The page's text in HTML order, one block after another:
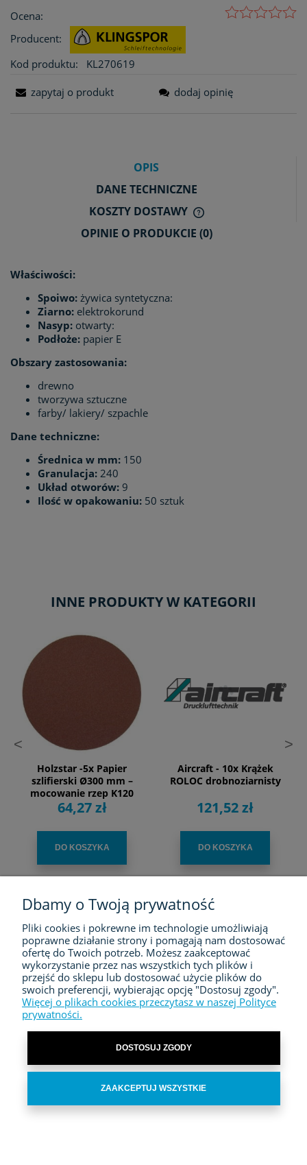
Ocena:
Producent:
Kod produktu:
KL270619
zapytaj o produkt dodaj opinię
OPIS
DANE TECHNICZNE
KOSZTY DOSTAWY
KOSZTÓW PŁATNOŚCI
OPINIE O PRODUKCIE (0)
Właściwości:
Spoiwo: żywica syntetyczna:
Ziarno: elektrokorund
Nasyp: otwarty:
Podłoże: papier E
Obszary zastosowania:
drewno
tworzywa sztuczne
farby/ lakiery/ szpachle
Dane techniczne:
Średnica w mm: 150
Granulacja: 240
Układ otworów: 9
Ilość w opakowaniu: 50 sztuk
INNE PRODUKTY W KATEGORII
<
Holzstar -5x Papier
szlifierski Ø300 mm –
mocowanie rzep K120
64,27 zł
DO KOSZYKA
Aircraft - 10x Krążek
ROLOC drobnoziarnisty
121,52 zł
DO KOSZYKA
>
FIRMA
ZAKUPY
MOJE KONTO
KONTAKT
Dbamy o Twoją prywatność
Pliki cookies i pokrewne im technologie umożliwiają
poprawne działanie strony i pomagają nam dostosować
ofertę do Twoich potrzeb. Możesz zaakceptować
wykorzystanie przez nas wszystkich tych plików i
przejść do sklepu lub dostosować użycie plików do
swoich preferencji, wybierając opcję "Dostosuj zgody".
Więcej o plikach cookies przeczytasz w naszej Polityce
prywatności.
DOSTOSUJ ZGODY
ZAAKCEPTUJ WSZYSTKIE